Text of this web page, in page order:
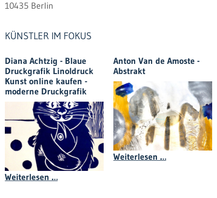
10435 Berlin
KÜNSTLER IM FOKUS
Diana Achtzig - Blaue
Druckgrafik Linoldruck
Kunst online kaufen -
moderne Druckgrafik
Weiterlesen …Diana Achtzig - Blaue Druckgrafik
Anton Van de Amoste -
Abstrakt
Weiterlesen …Anton Van